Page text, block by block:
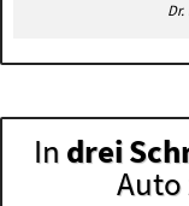
In drei
Auto